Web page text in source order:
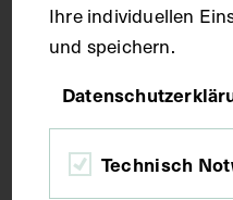
Ihre individuellen
und speichern.
Technisch